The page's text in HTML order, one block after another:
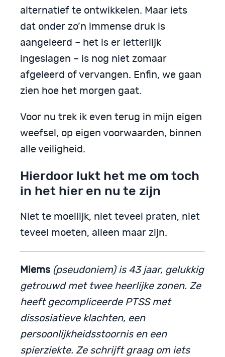
alternatief te ontwikkelen. Maar iets
dat onder zo’n immense druk is
aangeleerd – het is er letterlijk
ingeslagen – is nog niet zomaar
afgeleerd of vervangen. Enfin, we gaan
zien hoe het morgen gaat.
Voor nu trek ik even terug in mijn eigen
weefsel, op eigen voorwaarden, binnen
alle veiligheid.
Hierdoor lukt het me om toch
in het hier en nu te zijn
Niet te moeilijk, niet teveel praten, niet
teveel moeten, alleen maar zijn.
Miems (pseudoniem) is 43 jaar, gelukkig
getrouwd met twee heerlijke zonen. Ze
heeft gecompliceerde PTSS met
dissosiatieve klachten, een
persoonlijkheidsstoornis en een
spierziekte. Ze schrijft graag om iets